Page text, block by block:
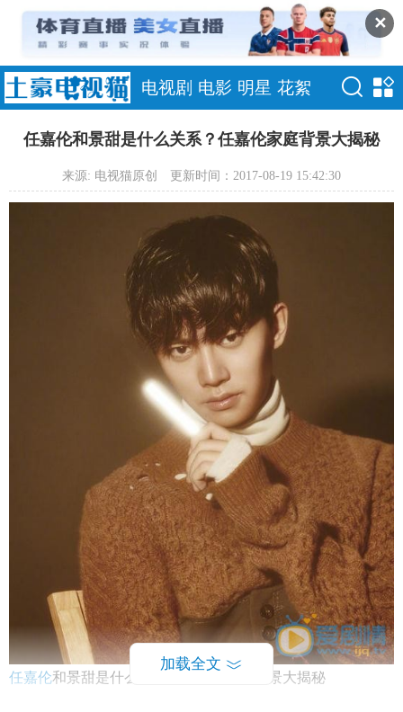
✕
电视剧 电影 明星 花絮
任嘉伦和景甜是什么关系？任嘉伦家庭背景大揭秘
来源: 电视猫原创 更新时间：2017-08-19 15:42:30
任嘉伦和景甜是什么关系？任嘉伦家庭背景大揭秘
加载全文